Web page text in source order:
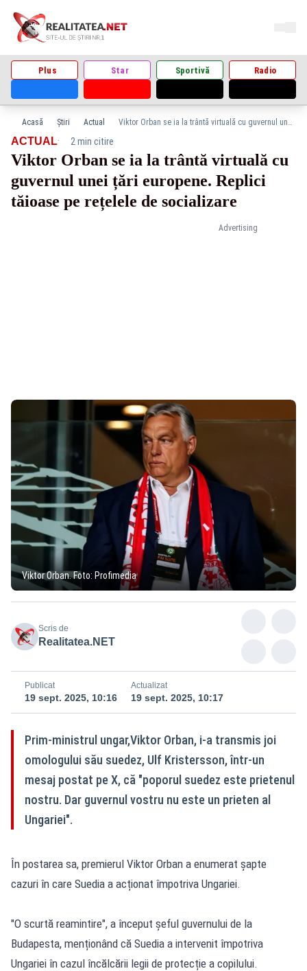
Plus Star Sportivă Radio
Acasă Știri Actual Viktor Orban se ia la trântă virtuală cu guvernul unei țări europene. Replici tăioase pe rețelele de socializare
Advertising
ACTUAL· 2 min citire
Viktor Orban se ia la trântă virtuală cu
guvernul unei țări europene. Replici
tăioase pe rețelele de socializare
Viktor Orban. Foto: Profimedia
Scris de
Realitatea.NET
Publicat
19 sept. 2025, 10:16
Actualizat
19 sept. 2025, 10:17
Prim-ministrul ungar,Viktor Orban, i-a transmis joi
omologului său suedez, Ulf Kristersson, într-un
mesaj postat pe X, că "poporul suedez este prietenul
nostru. Dar guvernul vostru nu este un prieten al
Ungariei".
În postarea sa, premierul Viktor Orban a enumerat șapte
cazuri în care Suedia a acționat împotriva Ungariei.
"O scurtă reamintire", a început șeful guvernului de la
Budapesta, menționând că Suedia a intervenit împotriva
Ungariei în cazul încălcării legii de protecție a copilului.